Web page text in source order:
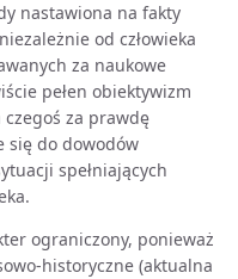
nastawiona na fakty
od człowieka
za naukowe
pełen obiektywizm
za prawdę
się do dowodów
spełniających
ograniczony, ponieważ
historyczne (aktualna